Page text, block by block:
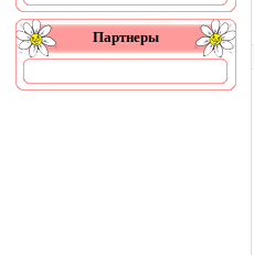
Партнеры